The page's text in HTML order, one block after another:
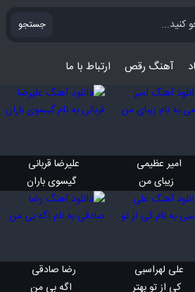
جستجو
آهنگ رقص ارتباط با ما
امیر عظیمی
زیبای من
علیرضا قربانی
گیسوی باران
علی لهراسبی
کی از تو بهتر
رضا صادقی
اگه بی من